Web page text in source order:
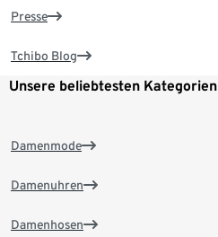
Presse
Tchibo Blog
Unsere beliebtesten Kategorien
Damenmode
Damenuhren
Damenhosen